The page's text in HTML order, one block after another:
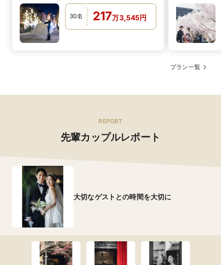
提携ショップ
ご自身でお持ちの物であればお持ち込み料金はいただき
衣裳店見学付きフェアを予約する
を柔軟に取り入れたオリジナルのメニューです。
オリジナルメ
ニュー
可
ゲストの顔ぶれに合わせ、アレルギーがある方にも万全
お子様ランチからミニコースまでお子様の年齢に応じて
30名 217万3,545円
プラン一覧
REPORT
先輩カップルレポート
大切なゲストとの時間を大切に